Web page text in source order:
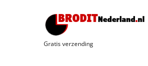
Gratis verzending